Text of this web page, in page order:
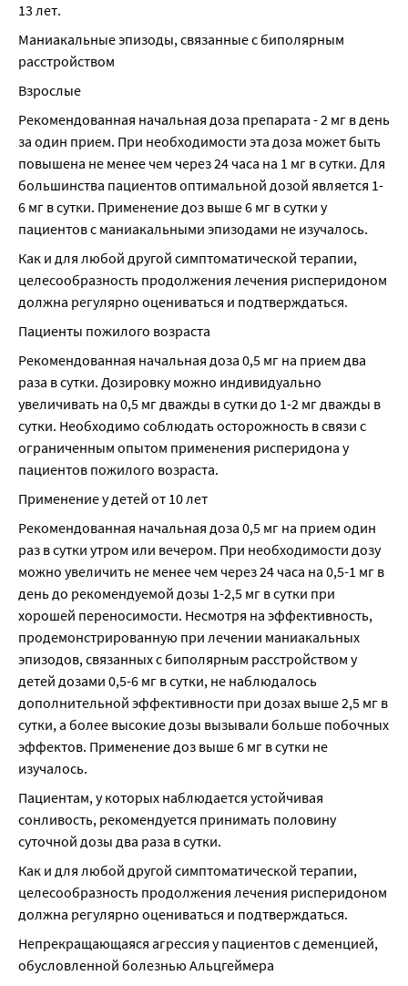
13 лет.
Маниакальные эпизоды, связанные с биполярным
расстройством
Взрослые
Рекомендованная начальная доза препарата - 2 мг в день
за один прием. При необходимости эта доза может быть
повышена не менее чем через 24 часа на 1 мг в сутки. Для
большинства пациентов оптимальной дозой является 1-
6 мг в сутки. Применение доз выше 6 мг в сутки у
пациентов с маниакальными эпизодами не изучалось.
Как и для любой другой симптоматической терапии,
целесообразность продолжения лечения рисперидоном
должна регулярно оцениваться и подтверждаться.
Пациенты пожилого возраста
Рекомендованная начальная доза 0,5 мг на прием два
раза в сутки. Дозировку можно индивидуально
увеличивать на 0,5 мг дважды в сутки до 1-2 мг дважды в
сутки. Необходимо соблюдать осторожность в связи с
ограниченным опытом применения рисперидона у
пациентов пожилого возраста.
Применение у детей от 10 лет
Рекомендованная начальная доза 0,5 мг на прием один
раз в сутки утром или вечером. При необходимости дозу
можно увеличить не менее чем через 24 часа на 0,5-1 мг в
день до рекомендуемой дозы 1-2,5 мг в сутки при
хорошей переносимости. Несмотря на эффективность,
продемонстрированную при лечении маниакальных
эпизодов, связанных с биполярным расстройством у
детей дозами 0,5-6 мг в сутки, не наблюдалось
дополнительной эффективности при дозах выше 2,5 мг в
сутки, а более высокие дозы вызывали больше побочных
эффектов. Применение доз выше 6 мг в сутки не
изучалось.
Пациентам, у которых наблюдается устойчивая
сонливость, рекомендуется принимать половину
суточной дозы два раза в сутки.
Как и для любой другой симптоматической терапии,
целесообразность продолжения лечения рисперидоном
должна регулярно оцениваться и подтверждаться.
Непрекращающаяся агрессия у пациентов с деменцией,
обусловленной болезнью Альцгеймера